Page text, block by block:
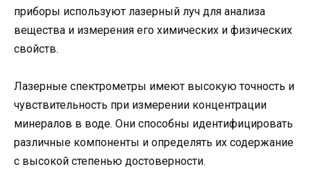
приборы используют лазерный луч для анализа
вещества и измерения его химических и физических
свойств.
Лазерные спектрометры имеют высокую точность и
чувствительность при измерении концентрации
минералов в воде. Они способны идентифицировать
различные компоненты и определять их содержание
с высокой степенью достоверности.